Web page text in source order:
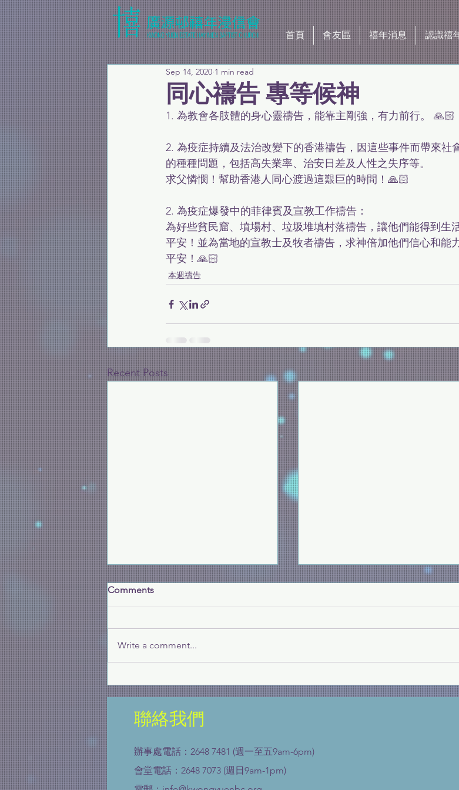
首頁 會友區 禧年消息 認識禧
同心禱告 專等候神
Sep 14, 2020 1 min read
1. 為教會各肢體的身心靈禱告，能靠主剛強，有力前行。 🙏🏻
2. 為疫症持續及法治改變下的香港禱告，因這些事件而帶來社
的種種問題，包括高失業率、治安日差及人性之失序等。
求父憐憫！幫助香港人同心渡過這艱巨的時間！🙏🏻
2. 為疫症爆發中的菲律賓及宣教工作禱告：
為好些貧民窟、墳場村、垃圾堆填村落禱告，讓他們能得到生
平安！並為當地的宣教士及牧者禱告，求神倍加他們信心和能
平安！🙏🏻
本週禱告
Recent Posts
記念DSE考生
為 DSE 考生獻上禱告，求主賜下
領他們走最合適的出路。
Comments
Write a comment...
聯絡我們
辦事處電話：2648 7481 (週一至五9am-6pm)
會堂電話：2648 7073 (週日9am-1pm)